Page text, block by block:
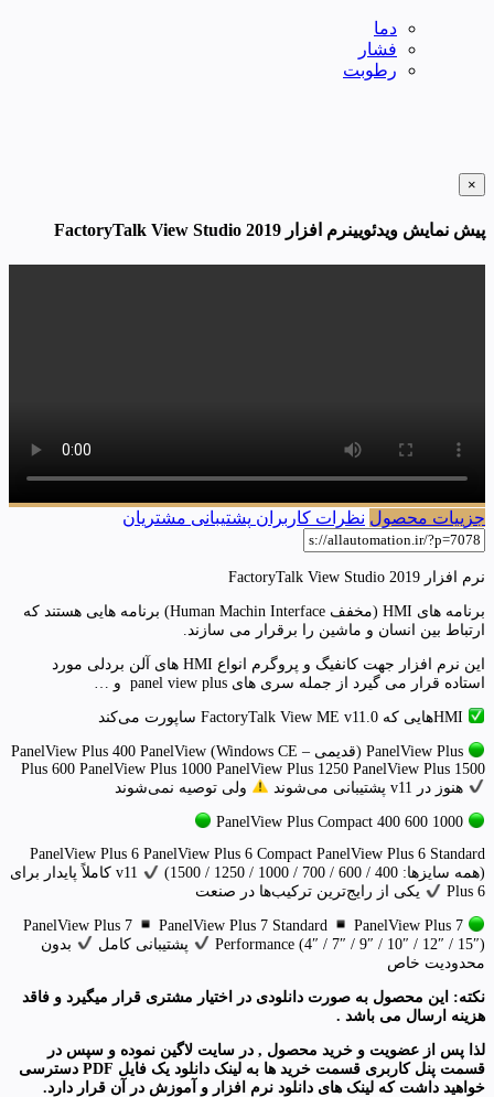
دما
فشار
رطوبت
×
پیش نمایش ویدئویینرم افزار FactoryTalk View Studio 2019
جزییات محصول نظرات کاربران پشتیبانی مشتریان
نرم افزار FactoryTalk View Studio 2019
برنامه های HMI (مخفف Human Machin Interface) برنامه هایی هستند که
ارتباط بین انسان و ماشین را برقرار می سازند.
این نرم افزار جهت کانفیگ و پروگرم انواع HMI های آلن بردلی مورد
استاده قرار می گیرد از جمله سری های panel view plus و …
PanelView Plus (قدیمی – Windows CE) PanelView Plus 400 PanelView
Plus 600 PanelView Plus 1000 PanelView Plus 1250 PanelView Plus 1500
هنوز در v11 پشتیبانی می‌شوند
ولی توصیه نمی‌شوند
PanelView Plus 6 PanelView Plus 6 Compact PanelView Plus 6 Standard
(همه سایزها: 400 / 600 / 700 / 1000 / 1250 / 1500)
v11 کاملاً پایدار برای
Plus 6
یکی از رایج‌ترین ترکیب‌ها در صنعت
PanelView Plus 7 Standard
PanelView Plus 7
Performance (4″ / 7″ / 9″ / 10″ / 12″ / 15″)
پشتیبانی کامل
بدون
محدودیت خاص
نکته: این محصول به صورت دانلودی در اختیار مشتری قرار میگیرد و فاقد
هزینه ارسال می باشد .
لذا پس از عضویت و خرید محصول , در سایت لاگین نموده و سپس در
قسمت پنل کاربری قسمت خرید ها به لینک دانلود یک فایل
دسترسی
خواهید داشت که لینک های دانلود نرم افزار و آموزش در آن قرار دارد.